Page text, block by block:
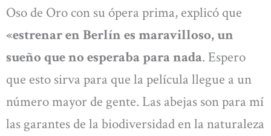
Oso de Oro con su ópera prima, explicó que
«estrenar en Berlín es maravilloso, un
sueño que no esperaba para nada. Espero
que esto sirva para que la película llegue a un
número mayor de gente. Las abejas son para mí
las garantes de la biodiversidad en la naturaleza